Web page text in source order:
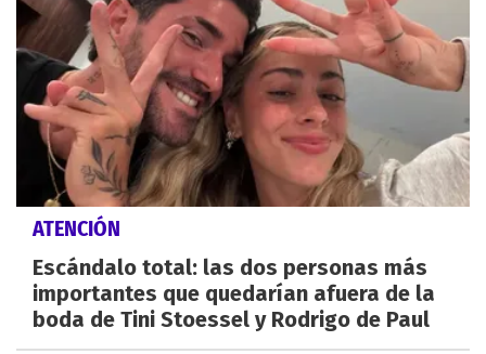
ATENCIÓN
Escándalo total: las dos personas más
importantes que quedarían afuera de la
boda de Tini Stoessel y Rodrigo de Paul